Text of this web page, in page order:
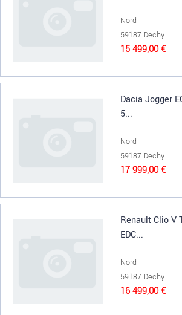
Nord
59187 Dechy
15 499,00 €
Dacia Jogger
5...
Nord
59187 Dechy
17 999,00 €
Renault Clio V
EDC...
Nord
59187 Dechy
16 499,00 €